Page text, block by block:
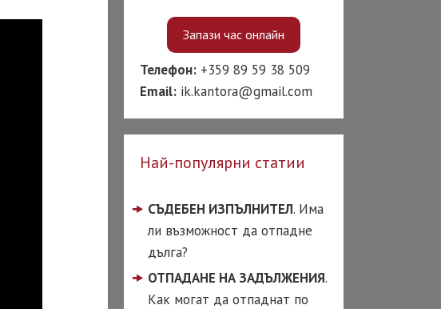
колекторски фирми
Давност на кредит
Дела за бързи кредити
Заличаване на лоша
кредитна история
БРАКОРАЗВОДЕН
Запази час онлайн
Телефон: +359 89 59 38 509
Email: ik.kantora@gmail.com
Най-популярни статии
СЪДЕБЕН ИЗПЪЛНИТЕЛ. Има
ли възможност да отпадне
дълга?
ОТПАДАНЕ НА ЗАДЪЛЖЕНИЯ.
Как могат да отпаднат по